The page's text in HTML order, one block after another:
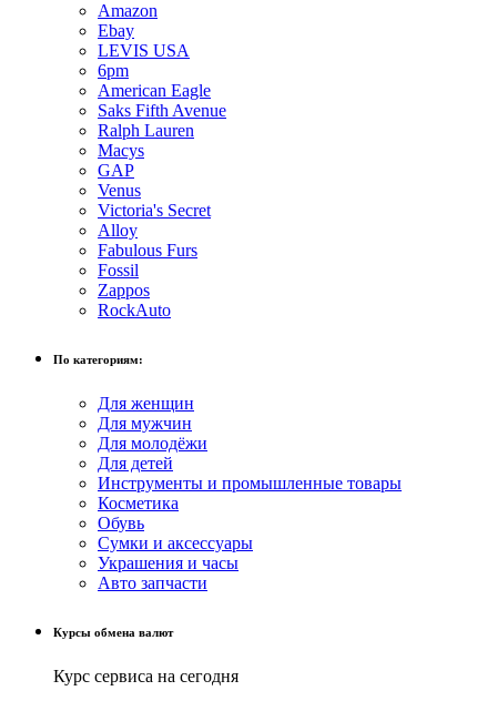
Amazon
Ebay
LEVIS USA
6pm
American Eagle
Saks Fifth Avenue
Ralph Lauren
Macys
GAP
Venus
Victoria's Secret
Alloy
Fabulous Furs
Fossil
Zappos
RockAuto
По категориям:
Для женщин
Для мужчин
Для молодёжи
Для детей
Инструменты и промышленные товары
Косметика
Обувь
Сумки и аксессуары
Украшения и часы
Авто запчасти
Курсы обмена валют
Курс сервиса на сегодня